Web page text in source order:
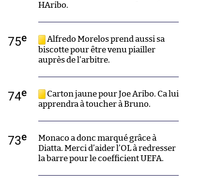
HAribo.
75e
Alfredo Morelos prend aussi sa
biscotte pour être venu piailler
auprès de l’arbitre.
74e
Carton jaune pour Joe Aribo. Ca lui
apprendra à toucher à Bruno.
73e
Monaco a donc marqué grâce à
Diatta. Merci d’aider l’OL à redresser
la barre pour le coefficient UEFA.